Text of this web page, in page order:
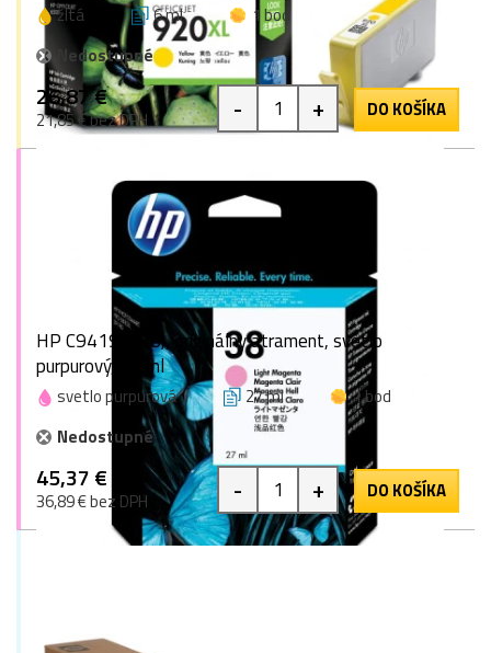
žltá 6 ml
1 bod
Nedostupné
26,87 €
21,85 € bez DPH - + DO KOŠÍKA
HP C9419A (38), originálny atrament, svetlo
purpurový, 27 ml
svetlo purpurová 27 ml
1 bod
Nedostupné
45,37 €
36,89 € bez DPH - + DO KOŠÍKA